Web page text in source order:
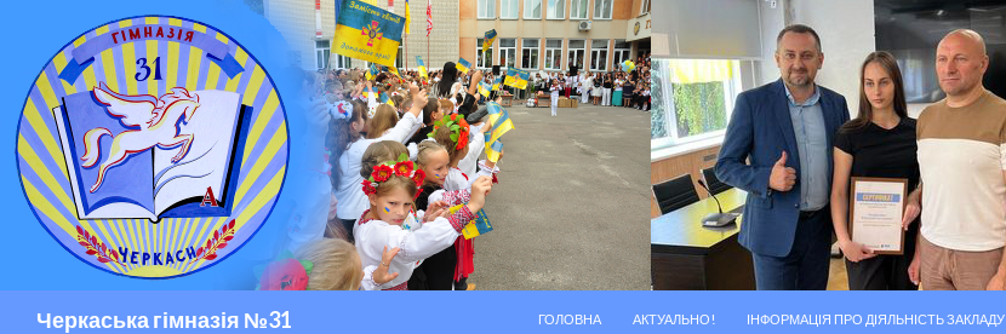
Черкаська гімназія №31
ГОЛОВНА
АКТУАЛЬНО! ІНФОРМАЦІЯ ПРО ДІЯЛЬНІСТЬ ЗАКЛАДУ